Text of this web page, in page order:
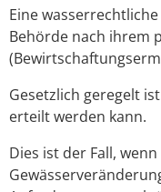
Eine
Behörde nach ihrem
Gesetzlich geregelt
erteilt werden kann.
Dies ist der Fall,